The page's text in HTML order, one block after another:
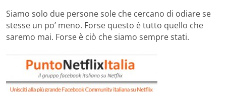
Siamo solo due persone sole che cercano di odiare se
stesse un po’ meno. Forse questo è tutto quello che
saremo mai. Forse è ciò che siamo sempre stati.